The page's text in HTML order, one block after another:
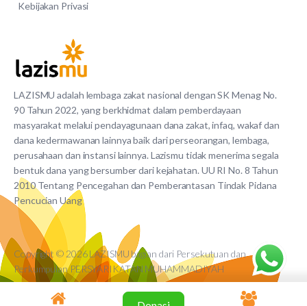
LAZISMU adalah lembaga zakat nasional dengan SK Menag No.
90 Tahun 2022, yang berkhidmat dalam pemberdayaan
masyarakat melalui pendayagunaan dana zakat, infaq, wakaf dan
dana kedermawanan lainnya baik dari perseorangan, lembaga,
perusahaan dan instansi lainnya. Lazismu tidak menerima segala
bentuk dana yang bersumber dari kejahatan. UU RI No. 8 Tahun
2010 Tentang Pencegahan dan Pemberantasan Tindak Pidana
Pencucian Uang
Kebijakan Privasi
Copyright © 2026 LAZISMU bagian dari Persekutuan dan
Perkumpulan PERSYARIKATAN MUHAMMADIYAH